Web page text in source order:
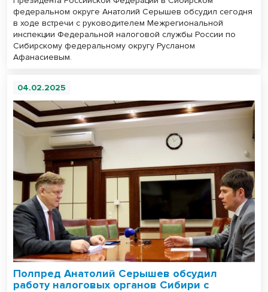
федеральном округе Анатолий Серышев обсудил сегодня
в ходе встречи с руководителем Межрегиональной
инспекции Федеральной налоговой службы России по
Сибирскому федеральному округу Русланом
Афанасиевым.
04.02.2025
Полпред Анатолий Серышев обсудил
работу налоговых органов Сибири с